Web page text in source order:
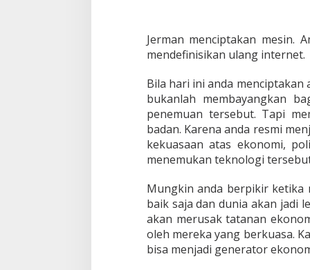
C
h
n
Jerman menciptakan mesin.
mendefinisikan ulang internet.
Bila hari ini anda
bukanlah membayangkan
penemuan tersebut. Tapi
badan. Karena anda resmi
kekuasaan atas ekonomi,
menemukan teknologi
Mungkin anda berpikir ketika
baik saja dan dunia akan jadi
akan merusak tatanan
oleh mereka yang berkuasa.
bisa menjadi generator